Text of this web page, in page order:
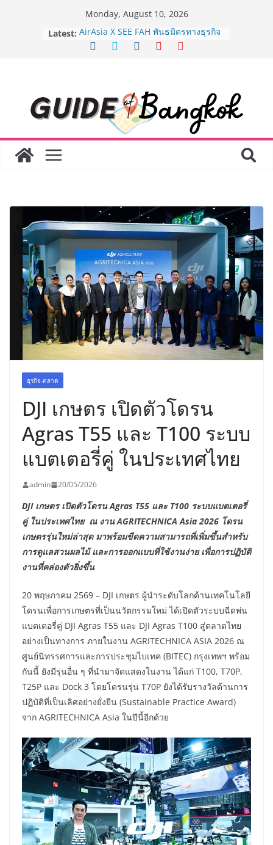
Monday, August 10, 2026
Latest: AirAsia X SEE FAH พันธมิตรทางธุรกิจ
ยาวนานกว่า 20 ปี ต่อยอดเสิร์ฟความ
“BIO TRADE CONNECT 2026” ยก
ระดับผลิตภัณฑ์ท้องถิ่นสู่ตลาดเชิง
พาณิชย์อย่างยั่งยืน
LORDNINE จัดศึกคนดังสายเกม ไทย
ปะทะ ฟิลิปปินส์ ใน “Rise of the Tenth
ได้เตรียมนักเรียนเพียงเพื่อก้าวเข้าสู่
มหาวิทยาลัยเท่านั้น แต่ยังเตรียมพวก
เขาให้พร้อมเป็นผู้กำหนดอนาคต”
8.8 “ซูเลียน” รวมพลังนักธุรกิจทั่ว
ประเทศ จัดประชุมใหญ่แห่งปี พบ CEO
“ดร.ปิยะวัฒน์” ถ่ายทอดวิสัยทัศน์ธุรกิจ
พร้อมฟรีคอนเสิร์ต “โชค รถแห่” ยกวง
ธุรกิจ-ตลาด
DJI เกษตร เปิดตัวโดรน
Agras T55 และ T100 ระบบ
แบตเตอรี่คู่ ในประเทศไทย
admin 20/05/2026
DJI เกษตร เปิดตัวโดรน Agras T55 และ T100 ระบบแบตเตอรี่
คู่ ในประเทศไทย ณ งาน AGRITECHNICA Asia 2026 โดรน
เกษตรรุ่นใหม่ล่าสุด มาพร้อมขีดความสามารถที่เพิ่มขึ้นสำหรับ
การดูแลสวนผลไม้ และการออกแบบที่ใช้งานง่าย เพื่อการปฏิบัติ
งานที่คล่องตัวยิ่งขึ้น
20 พฤษภาคม 2569 – DJI เกษตร ผู้นำระดับโลกด้านเทคโนโลยี
โดรนเพื่อการเกษตรที่เป็นนวัตกรรมใหม่ ได้เปิดตัวระบบฉีดพ่น
แบตเตอรี่คู่ DJI Agras T55 และ DJI Agras T100 สู่ตลาดไทย
อย่างเป็นทางการ ภายในงาน AGRITECHNICA ASIA 2026 ณ
ศูนย์นิทรรศการและการประชุมไบเทค (BITEC) กรุงเทพฯ พร้อม
กันนี้ ยังมีรุ่นอื่น ๆ ที่นำมาจัดแสดงในงาน ได้แก่ T100, T70P,
T25P และ Dock 3 โดยโดรนรุ่น T70P ยังได้รับรางวัลด้านการ
ปฏิบัติที่เป็นเลิศอย่างยั่งยืน (Sustainable Practice Award)
จาก AGRITECHNICA Asia ในปีนี้อีกด้วย